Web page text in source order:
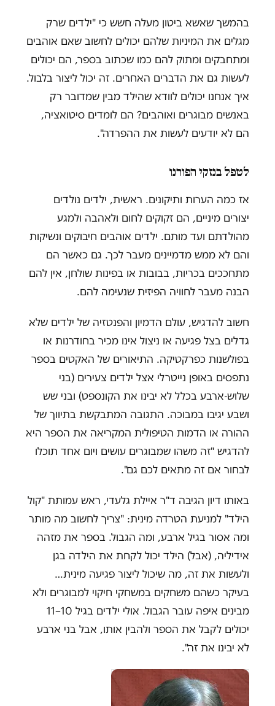
בהמשך שאשא ביטון מעלה חשש כי "ילדים שרק
מגלים את המיניות שלהם יכולים לחשוב שאם אוהבים
ומתחבקים ומתוק להם כמו שכתוב בספר, הם יכולים
לעשות גם את הדברים האחרים. זה יכול ליצור בלבול.
איך אנחנו יכולים לוודא שהילד מבין שמדובר רק
באנשים מבוגרים ואוהבים? הם לומדים סיטואציה,
הם לא יודעים לעשות את ההפרדה".
לטפל בנזקי הפורנו
אז כמה הערות ותיקונים. ראשית, ילדים נולדים
יצורים מיניים, הם זקוקים לחום ולאהבה ולמגע
מהולדתם ועד מותם. ילדים אוהבים חיבוקים ונשיקות
והם לא ממש מדמיינים מעבר לכך. גם כאשר הם
מתחככים בכריות, בבובות או בפינות שולחן, אין להם
הבנה מעבר לחוויה הפיזית שנעימה להם.
חשוב להדגיש, עולם הדמיון והפנטזיה של ילדים שלא
גדלים בצל פגיעה או ניצול אינו מכיר בחודרנות או
בפולשנות כפרקטיקה. התיאורים של האקטים בספר
נתפסים באופן נייטרלי אצל ילדים צעירים (בני
שלוש-ארבע בכלל לא יבינו את הקונספט) ובני שש
ושבע יגיבו במבוכה. התגובה המתבקשת בתיווך של
ההורה או הדמות הטיפולית המקריאה את הספר היא
להדגיש "זה משהו שמבוגרים עושים ויום אחד תוכלו
לבחור אם זה מתאים לכם גם".
באותו דיון הגיבה ד"ר איילת גלעדי, ראש עמותת "קול
הילד" למניעת הטרדה מינית: "צריך לחשוב מה מותר
ומה אסור בגיל ארבע, ומה הגבול. בספר את מזהה
אידיליה, (אבל) הילד יכול לקחת את הילדה בגן
ולעשות את זה, מה שיכול ליצור פגיעה מינית…
בעיקר כשהם משחקים במשחקי חיקוי למבוגרים ולא
מבינים איפה עובר הגבול. אולי ילדים בגיל 10–11
יכולים לקבל את הספר ולהבין אותו, אבל בני ארבע
לא יבינו את זה".